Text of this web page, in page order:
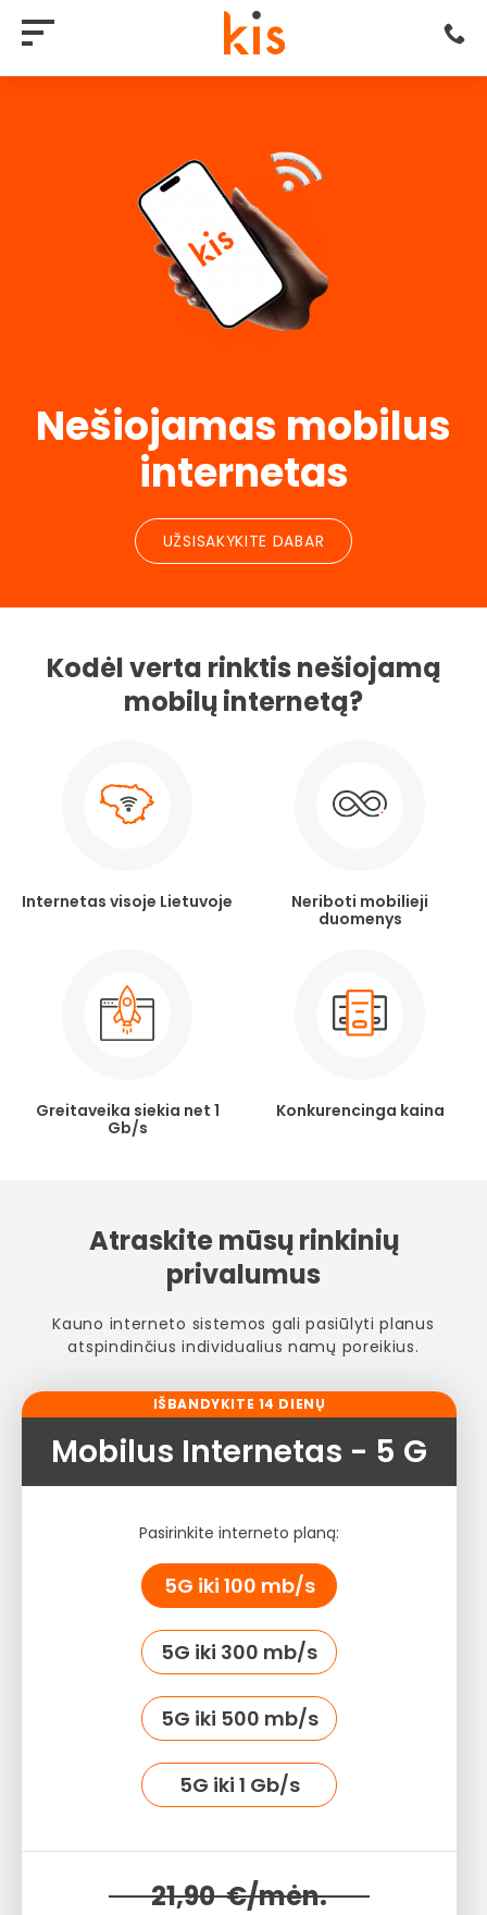
Nešiojamas mobilus
internetas
UŽSISAKYKITE DABAR
Kodėl verta rinktis nešiojamą
mobilų internetą?
Internetas visoje Lietuvoje
Neriboti mobilieji
duomenys
Greitaveika siekia net 1
Gb/s
Konkurencinga kaina
Atraskite mūsų rinkinių
privalumus
Kauno interneto sistemos gali pasiūlyti planus
atspindinčius individualius namų poreikius.
IŠBANDYKITE 14 DIENŲ
Mobilus Internetas - 5 G
Pasirinkite interneto planą:
5G iki 100 mb/s
5G iki 300 mb/s
5G iki 500 mb/s
5G iki 1 Gb/s
21,90 €/mėn.